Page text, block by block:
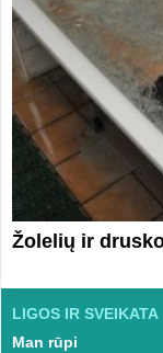
Žolelių ir
LIGOS IR SVEIKATA
Man rūpi